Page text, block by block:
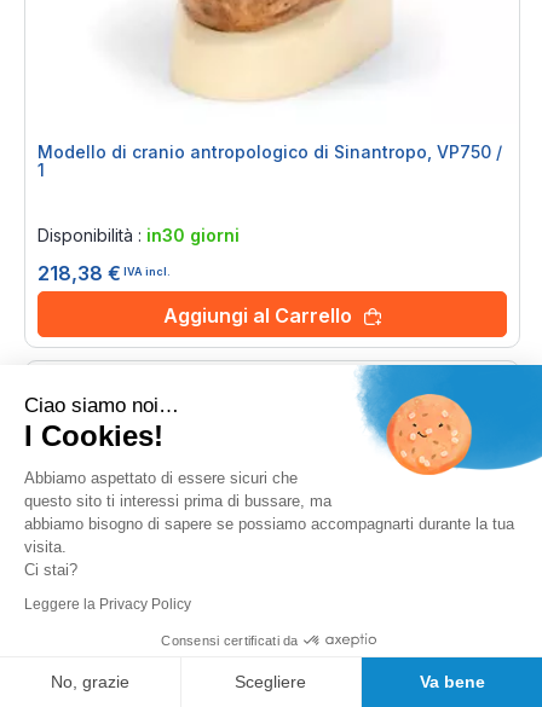
Modello di cranio antropologico di Sinantropo, VP750 /
1
Disponibilità : in30 giorni
218,38 € IVA incl.
Aggiungi al Carrello
Ciao siamo noi…
I Cookies!
Abbiamo aspettato di essere sicuri che
questo sito ti interessi prima di bussare, ma
abbiamo bisogno di sapere se possiamo accompagnarti durante la tua
visita.
Ci stai?
Leggere la Privacy Policy
Consensi certificati da
No, grazie Scegliere Va bene